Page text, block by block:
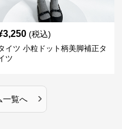
3,250 (税込)
イツ 小粒ドット柄美脚補正タ
ツ
一覧へ ›